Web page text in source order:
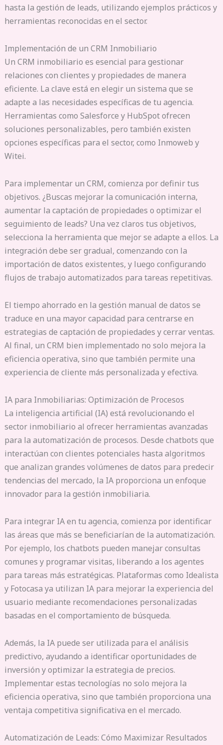
hasta la gestión de leads, utilizando ejemplos prácticos y
herramientas reconocidas en el sector.
Implementación de un CRM Inmobiliario
Un CRM inmobiliario es esencial para gestionar
relaciones con clientes y propiedades de manera
eficiente. La clave está en elegir un sistema que se
adapte a las necesidades específicas de tu agencia.
Herramientas como Salesforce y HubSpot ofrecen
soluciones personalizables, pero también existen
opciones específicas para el sector, como Inmoweb y
Witei.
Para implementar un CRM, comienza por definir tus
objetivos. ¿Buscas mejorar la comunicación interna,
aumentar la captación de propiedades o optimizar el
seguimiento de leads? Una vez claros tus objetivos,
selecciona la herramienta que mejor se adapte a ellos. La
integración debe ser gradual, comenzando con la
importación de datos existentes, y luego configurando
flujos de trabajo automatizados para tareas repetitivas.
El tiempo ahorrado en la gestión manual de datos se
traduce en una mayor capacidad para centrarse en
estrategias de captación de propiedades y cerrar ventas.
Al final, un CRM bien implementado no solo mejora la
eficiencia operativa, sino que también permite una
experiencia de cliente más personalizada y efectiva.
IA para Inmobiliarias: Optimización de Procesos
La inteligencia artificial (IA) está revolucionando el
sector inmobiliario al ofrecer herramientas avanzadas
para la automatización de procesos. Desde chatbots que
interactúan con clientes potenciales hasta algoritmos
que analizan grandes volúmenes de datos para predecir
tendencias del mercado, la IA proporciona un enfoque
innovador para la gestión inmobiliaria.
Para integrar IA en tu agencia, comienza por identificar
las áreas que más se beneficiarían de la automatización.
Por ejemplo, los chatbots pueden manejar consultas
comunes y programar visitas, liberando a los agentes
para tareas más estratégicas. Plataformas como Idealista
y Fotocasa ya utilizan IA para mejorar la experiencia del
usuario mediante recomendaciones personalizadas
basadas en el comportamiento de búsqueda.
Además, la IA puede ser utilizada para el análisis
predictivo, ayudando a identificar oportunidades de
inversión y optimizar la estrategia de precios.
Implementar estas tecnologías no solo mejora la
eficiencia operativa, sino que también proporciona una
ventaja competitiva significativa en el mercado.
Automatización de Leads: Cómo Maximizar Resultados